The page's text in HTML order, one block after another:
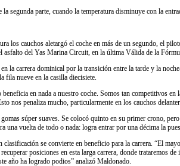
segunda parte, cuando la temperatura disminuye con la
los cauchos aletargó el coche en más de un segundo, el
del Yas Marina Circuit, en la última Válida de la
la carrera dominical por la transición entre la tarde y la
fila nueve en la casilla diecisiete.
en nada a nuestro coche. Somos tan competitivos
nos penaliza mucho, particularmente en los cauchos
súper suaves. Se colocó quinto en su primer crono,
vuelta de todo o nada: logra entrar por una décima la
se convierte en beneficio para la carrera. “El
posiciones en esta larga carrera, donde
año ha logrado podios” analizó Maldonado.